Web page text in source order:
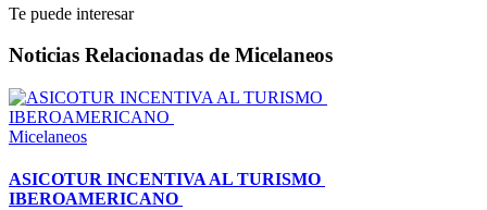
Te puede interesar
Noticias Relacionadas de Micelaneos
Micelaneos
ASICOTUR INCENTIVA AL TURISMO
IBEROAMERICANO